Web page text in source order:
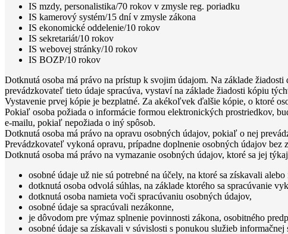
IS mzdy, personalistika/70 rokov v zmysle reg. poriadku
IS kamerový systém/15 dní v zmysle zákona
IS ekonomické oddelenie/10 rokov
IS sekretariát/10 rokov
IS webovej stránky/10 rokov
IS BOZP/10 rokov
Dotknutá osoba má právo na prístup k svojim údajom. Na základe
prevádzkovateľ tieto údaje spracúva, vystaví na základe žiadosti kópiu
Vystavenie prvej kópie je bezplatné. Za akékoľvek ďalšie kópie, o ktoré
Pokiaľ osoba požiada o informácie formou elektronických prostriedkov,
e-mailu, pokiaľ nepožiada o iný spôsob.
Dotknutá osoba má právo na opravu osobných údajov, pokiaľ o nej
Prevádzkovateľ vykoná opravu, prípadne doplnenie osobných údajov bez
Dotknutá osoba má právo na vymazanie osobných údajov, ktoré sa jej
osobné údaje už nie sú potrebné na účely, na ktoré sa získavali
dotknutá osoba odvolá súhlas, na základe ktorého sa spracúvanie
dotknutá osoba namieta voči spracúvaniu osobných údajov,
osobné údaje sa spracúvali nezákonne,
je dôvodom pre výmaz splnenie povinnosti zákona, osobitného
osobné údaje sa získavali v súvislosti s ponukou služieb